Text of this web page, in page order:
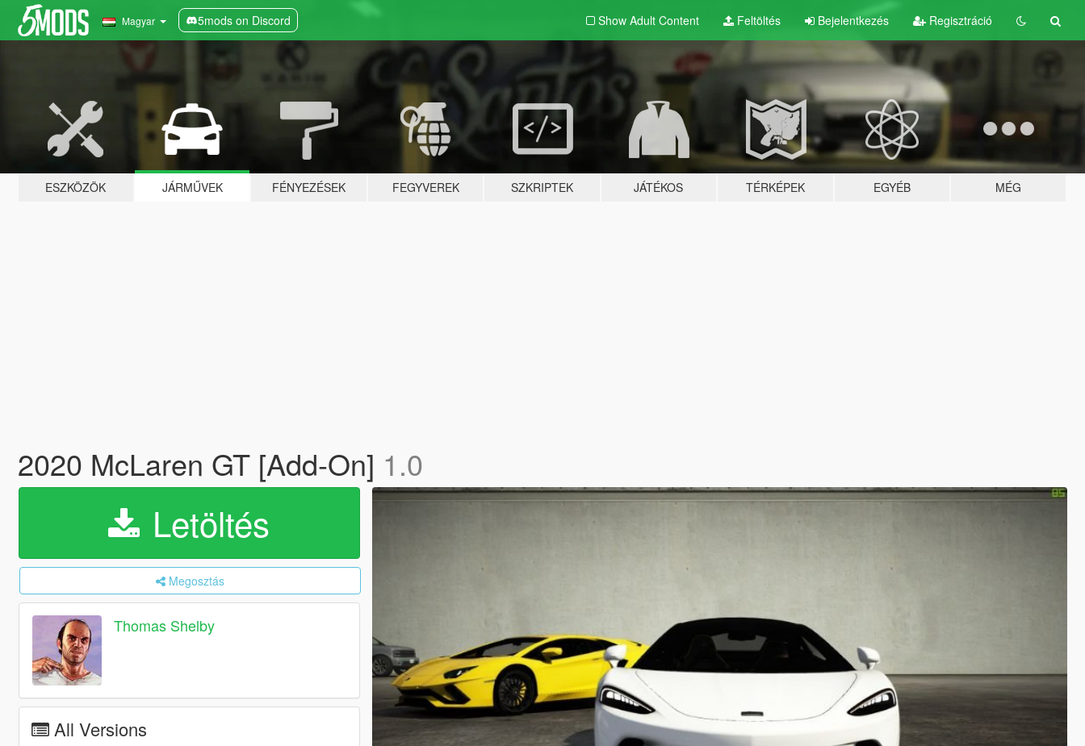
Magyar 5mods on Discord Show Adult Content Feltöltés Bejelentkezés Regisztráció
ESZKÖZÖK JÁRMŰVEK FÉNYEZÉSEK FEGYVEREK SZKRIPTEK JÁTÉKOS TÉRKÉPEK EGYÉB MÉG
2020 McLaren GT [Add-On] 1.0
Letöltés
Megosztás
Thomas Shelby
All Versions